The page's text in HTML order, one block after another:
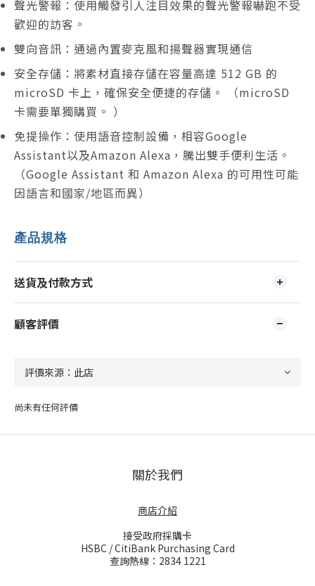
聲光警報：使用觸發引人注目效果的聲光警報嚇跑不受
歡迎的訪客。
雙向音訊：通過內置麥克風和揚聲器實現通信
安全存儲：將素材直接存儲在容量高達 512 GB 的
microSD 卡上，確保安全便捷的存儲。 （microSD
卡需要單獨購買。 ）
免提操作：使用語音控制設備，相容Google
Assistant以及Amazon Alexa，騰出雙手便利生活。
（Google Assistant 和 Amazon Alexa 的可用性可能
因語言和國家/地區而異）
產品規格
送貨及付款方式
顧客評價
尚未有任何評價
關於我們
商店介紹
接受政府採購卡
HSBC / CitiBank Purchasing Card
查詢熱線：2834 1221